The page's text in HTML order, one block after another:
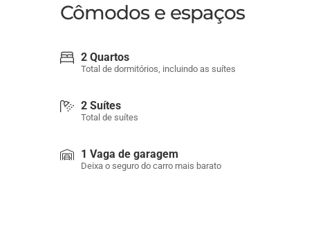
Cômodos e espaços
2 Quartos
Total de dormitórios, incluindo as suítes
2 Suítes
Total de suítes
1 Vaga de garagem
Deixa o seguro do carro mais barato